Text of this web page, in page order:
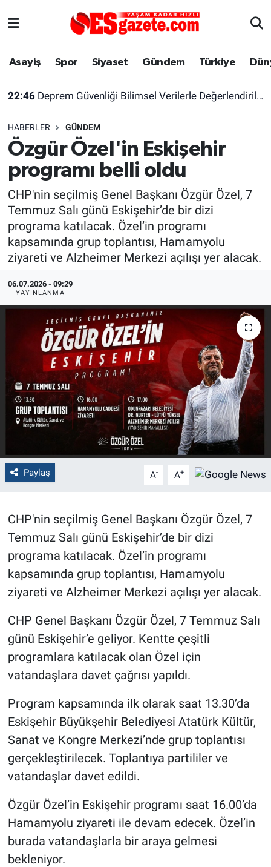
Asayiş Spor Siyaset Gündem Türkiye
22:46 Deprem Güvenliği Bilimsel Verilerle Değerlendirilmeli
HABERLER GÜNDEM
Özgür Özel'in Eskişehir
programı belli oldu
CHP'nin seçilmiş Genel Başkanı Özgür Özel, 7
Temmuz Salı günü Eskişehir’de bir dizi
programa katılacak. Özel’in programı
kapsamında grup toplantısı, Hamamyolu
ziyareti ve Alzheimer Merkezi açılışı yer alacak.
06.07.2026 - 09:29
YAYINLANMA
Paylaş A- A+
CHP'nin seçilmiş Genel Başkanı Özgür Özel, 7
Temmuz Salı günü Eskişehir’de bir dizi
programa katılacak. Özel’in programı
kapsamında grup toplantısı, Hamamyolu
ziyareti ve Alzheimer Merkezi açılışı yer alacak.
CHP Genel Başkanı Özgür Özel, 7 Temmuz Salı
günü Eskişehir’e geliyor. Kentte çeşitli
programlara katılacak olan Özel için
vatandaşlara davet çağrısı yapıldı.
Program kapsamında ilk olarak saat 13.30’da
Eskişehir Büyükşehir Belediyesi Atatürk Kültür,
Sanat ve Kongre Merkezi’nde grup toplantısı
gerçekleştirilecek. Toplantıya partililer ve
vatandaşlar davet edildi.
Özgür Özel’in Eskişehir programı saat 16.00’da
Hamamyolu ziyareti ile devam edecek. Özel’in
burada vatandaşlarla bir araya gelmesi
bekleniyor.
Asayiş
Gündem
Türkiye
Dünya
Sağlık
Alış-Veriş/İş dünyası
Yaşam
Eskişehirspor Arşivi
Eskişehir Arşivi
Röportaj
Ekonomi
Kültür Sanat
Politika
Bilecik
Kütahya
Gezi
Genel
Yerel
Bilim ve Teknoloji
Eskişehir Nöbetçi Eczaneler
Süper Lig Puan Durumu ve Fikstür
Tüm Manşetler
Son Dakika Haberleri
Haber Arşivi